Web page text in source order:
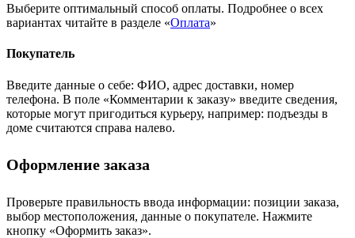
Выберите оптимальный способ оплаты. Подробнее о всех
вариантах читайте в разделе «Оплата»
Покупатель
Введите данные о себе: ФИО, адрес доставки, номер
телефона. В поле «Комментарии к заказу» введите сведения,
которые могут пригодиться курьеру, например: подъезды в
доме считаются справа налево.
Оформление заказа
Проверьте правильность ввода информации: позиции заказа,
выбор местоположения, данные о покупателе. Нажмите
кнопку «Оформить заказ».